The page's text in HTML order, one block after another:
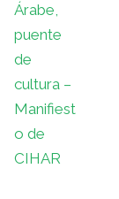
Árabe,
puente
de
cultura –
Manifiest
o de
CIHAR